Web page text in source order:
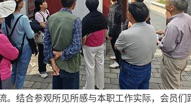
。结合参观所见所感与本职工作实际，会员